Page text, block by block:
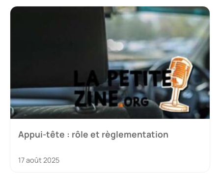
Appui-tête : rôle et règlementation
17 août 2025